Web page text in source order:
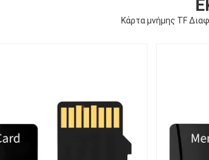
Κάρτα μνήμης TF